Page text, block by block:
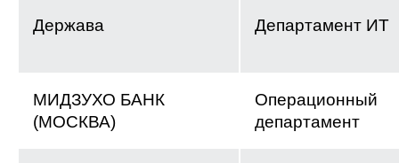
Держава Департамент ИТ
МИДЗУХО БАНК
(МОСКВА)
Операционный
департамент